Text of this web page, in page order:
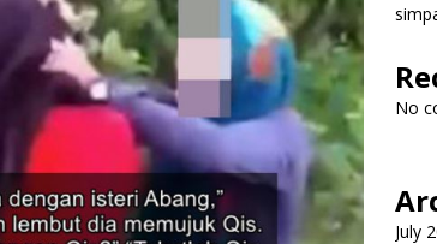
No
July